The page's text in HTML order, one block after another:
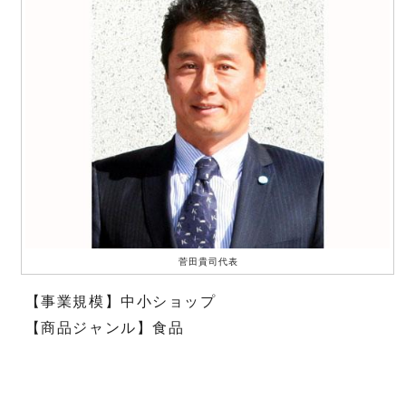
菅田貴司代表
【事業規模】中小ショップ
【商品ジャンル】食品